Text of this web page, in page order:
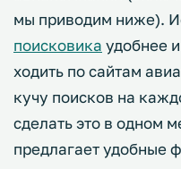
мы приводим ниже).
поисковика удобнее
ходить по сайтам
кучу поисков на
сделать это в одном
предлагает удобные